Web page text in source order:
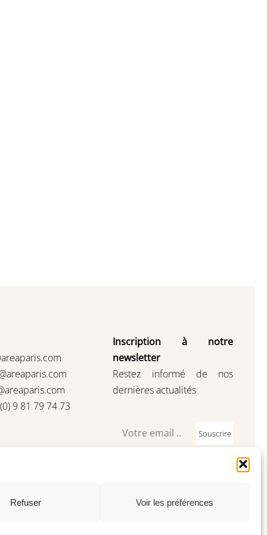
Refuser Voir les préférences
9 81 79 74 73
Inscription à notre
newsletter
Restez informé de nos
dernières actualités
Souscrire